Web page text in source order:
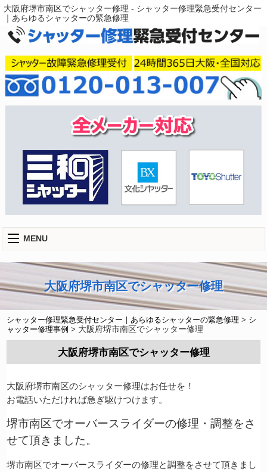
大阪府堺市南区でシャッター修理 - シャッター修理緊急受付センター
｜あらゆるシャッターの緊急修理
MENU
大阪府堺市南区でシャッター修理
シャッター修理緊急受付センター｜あらゆるシャッターの緊急修理 > シ
ャッター修理事例 > 大阪府堺市南区でシャッター修理
大阪府堺市南区でシャッター修理
大阪府堺市南区のシャッター修理はお任せを！
お電話いただければ急ぎ駆けつけます。
堺市南区でオーバースライダーの修理・調整をさ
せて頂きました。
堺市南区でオーバースライダーの修理と調整をさせて頂きまし